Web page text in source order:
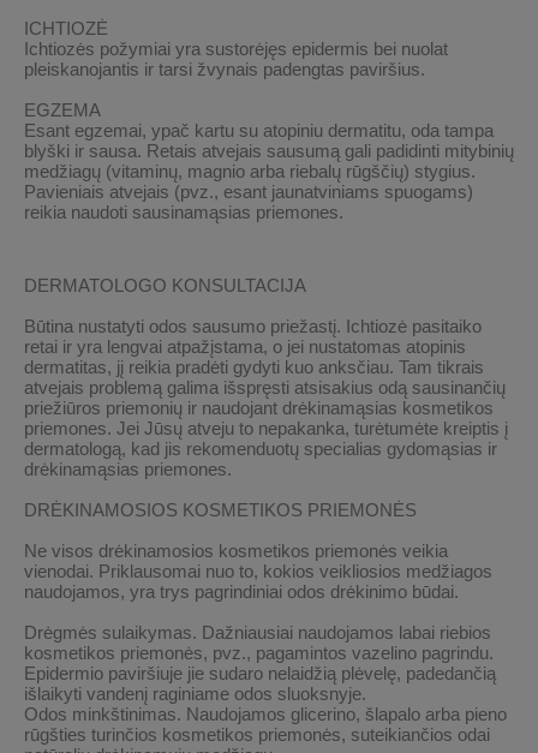
ICHTIOZĖ
Ichtiozės požymiai yra sustorėjęs epidermis bei nuolat
pleiskanojantis ir tarsi žvynais padengtas paviršius.
EGZEMA
Esant egzemai, ypač kartu su atopiniu dermatitu, oda tampa
blyški ir sausa. Retais atvejais sausumą gali padidinti mitybinių
medžiagų (vitaminų, magnio arba riebalų rūgščių) stygius.
Pavieniais atvejais (pvz., esant jaunatviniams spuogams)
reikia naudoti sausinamąsias priemones.
DERMATOLOGO KONSULTACIJA
Būtina nustatyti odos sausumo priežastį. Ichtiozė pasitaiko
retai ir yra lengvai atpažįstama, o jei nustatomas atopinis
dermatitas, jį reikia pradėti gydyti kuo anksčiau. Tam tikrais
atvejais problemą galima išspręsti atsisakius odą sausinančių
priežiūros priemonių ir naudojant drėkinamąsias kosmetikos
priemones. Jei Jūsų atveju to nepakanka, turėtumėte kreiptis į
dermatologą, kad jis rekomenduotų specialias gydomąsias ir
drėkinamąsias priemones.
DRĖKINAMOSIOS KOSMETIKOS PRIEMONĖS
Ne visos drėkinamosios kosmetikos priemonės veikia
vienodai. Priklausomai nuo to, kokios veikliosios medžiagos
naudojamos, yra trys pagrindiniai odos drėkinimo būdai.
Drėgmės sulaikymas. Dažniausiai naudojamos labai riebios
kosmetikos priemonės, pvz., pagamintos vazelino pagrindu.
Epidermio paviršiuje jie sudaro nelaidžią plėvelę, padedančią
išlaikyti vandenį raginiame odos sluoksnyje.
Odos minkštinimas. Naudojamos glicerino, šlapalo arba pieno
rūgšties turinčios kosmetikos priemonės, suteikiančios odai